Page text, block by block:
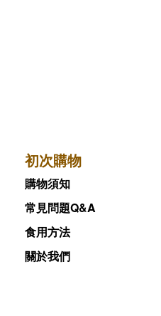
初次購物
購物須知
常見問題Q&A
食用方法
關於我們